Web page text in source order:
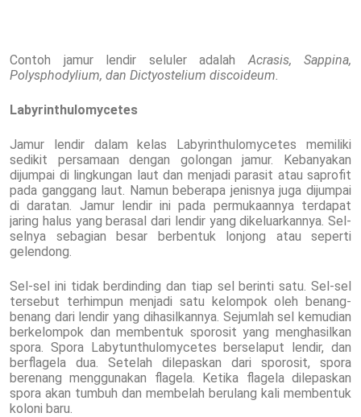
Contoh jamur lendir seluler adalah Acrasis, Sappina,
Polysphodylium, dan Dictyostelium discoideum.
Labyrinthulomycetes
Jamur lendir dalam kelas Labyrinthulomycetes memiliki
sedikit persamaan dengan golongan jamur. Kebanyakan
dijumpai di lingkungan laut dan menjadi parasit atau saprofit
pada ganggang laut. Namun beberapa jenisnya juga dijumpai
di daratan. Jamur lendir ini pada permukaannya terdapat
jaring halus yang berasal dari lendir yang dikeluarkannya. Sel-
selnya sebagian besar berbentuk lonjong atau seperti
gelendong.
Sel-sel ini tidak berdinding dan tiap sel berinti satu. Sel-sel
tersebut terhimpun menjadi satu kelompok oleh benang-
benang dari lendir yang dihasilkannya. Sejumlah sel kemudian
berkelompok dan membentuk sporosit yang menghasilkan
spora. Spora Labytunthulomycetes berselaput lendir, dan
berflagela dua. Setelah dilepaskan dari sporosit, spora
berenang menggunakan flagela. Ketika flagela dilepaskan
spora akan tumbuh dan membelah berulang kali membentuk
koloni baru.